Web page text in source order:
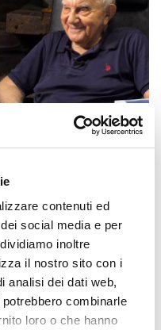
contenuti ed
social media e per
inoltre
il nostro sito con i
analisi dei dati web,
combinarle
loro o che hanno
Don Antonio Mazzi